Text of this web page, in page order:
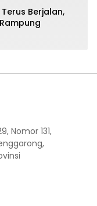
Berjalan,
Nomor 131,